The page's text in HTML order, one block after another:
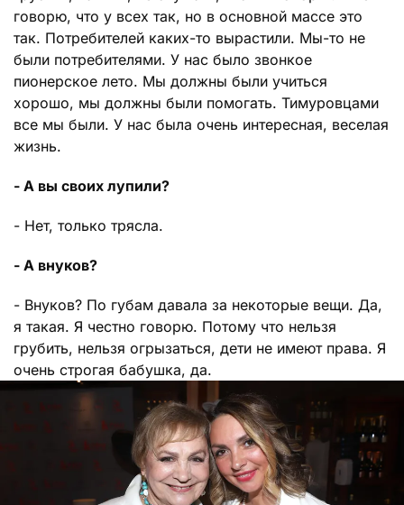
говорю, что у всех так, но в основной массе это
так. Потребителей каких-то вырастили. Мы-то не
были потребителями. У нас было звонкое
пионерское лето. Мы должны были учиться
хорошо, мы должны были помогать. Тимуровцами
все мы были. У нас была очень интересная, веселая
жизнь.
- А вы своих лупили?
- Нет, только трясла.
- А внуков?
- Внуков? По губам давала за некоторые вещи. Да,
я такая. Я честно говорю. Потому что нельзя
грубить, нельзя огрызаться, дети не имеют права. Я
очень строгая бабушка, да.